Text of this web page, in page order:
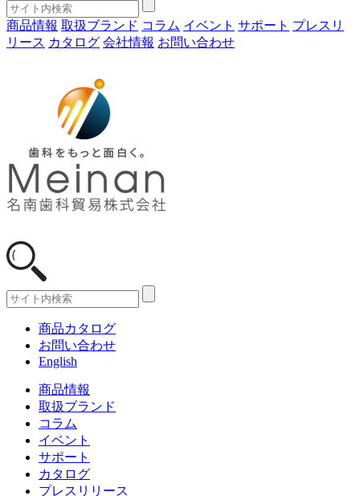
商品情報 取扱ブランド コラム イベント サポート プレスリ
リース カタログ 会社情報 お問い合わせ
商品カタログ
お問い合わせ
English
商品情報
取扱ブランド
コラム
イベント
サポート
カタログ
プレスリリース